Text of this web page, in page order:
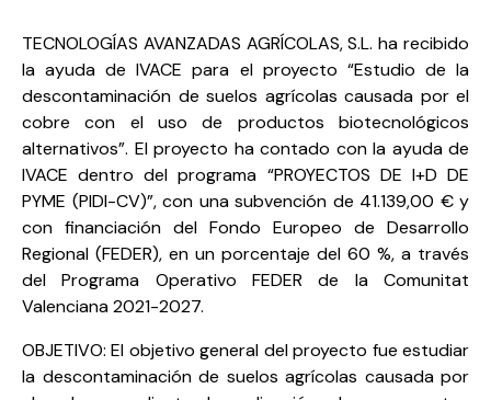
TECNOLOGÍAS AVANZADAS AGRÍCOLAS, S.L. ha recibido
la ayuda de IVACE para el proyecto “Estudio de la
descontaminación de suelos agrícolas causada por el
cobre con el uso de productos biotecnológicos
alternativos”. El proyecto ha contado con la ayuda de
IVACE dentro del programa “PROYECTOS DE I+D DE
PYME (PIDI-CV)”, con una subvención de 41.139,00 € y
con financiación del Fondo Europeo de Desarrollo
Regional (FEDER), en un porcentaje del 60 %, a través
del Programa Operativo FEDER de la Comunitat
Valenciana 2021-2027.
OBJETIVO: El objetivo general del proyecto fue estudiar
la descontaminación de suelos agrícolas causada por